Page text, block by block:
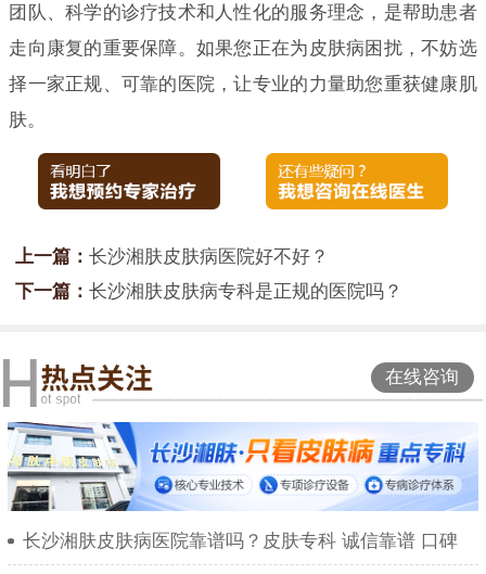
团队、科学的诊疗技术和人性化的服务理念，是帮助患者
走向康复的重要保障。如果您正在为皮肤病困扰，不妨选
择一家正规、可靠的医院，让专业的力量助您重获健康肌
肤。
上一篇： 长沙湘肤皮肤病医院好不好？
下一篇： 长沙湘肤皮肤病专科是正规的医院吗？
在线咨询
长沙湘肤皮肤病医院靠谱吗？皮肤专科 诚信靠谱 口碑